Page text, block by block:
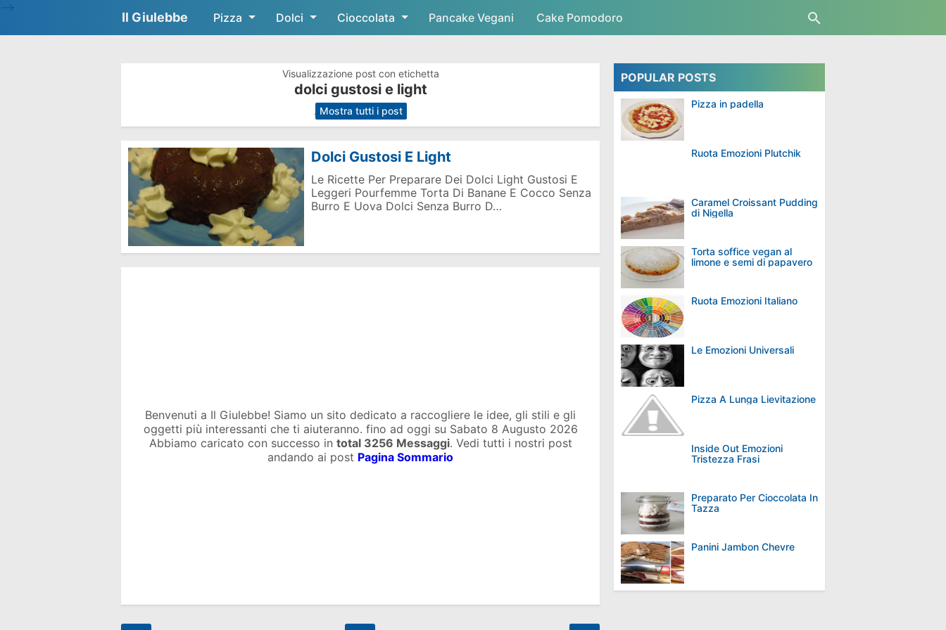
Skip to main content
Il Giulebbe Pizza Dolci Cioccolata Pancake Vegani Cake Pomodoro
Visualizzazione post con etichetta
dolci gustosi e light
. Mostra tutti i post
Dolci Gustosi E Light
Le Ricette Per Preparare Dei Dolci Light Gustosi E
Leggeri Pourfemme Torta Di Banane E Cocco Senza
Burro E Uova Dolci Senza Burro D…
Benvenuti a Il Giulebbe! Siamo un sito dedicato a raccogliere le idee, gli stili e gli
oggetti più interessanti che ti aiuteranno. fino ad oggi su Sabato 8 Augusto 2026
Abbiamo caricato con successo in total 3256 Messaggi. Vedi tutti i nostri post
andando ai post Pagina Sommario
POPULAR POSTS
Pizza in padella
Ruota Emozioni Plutchik
Caramel Croissant Pudding
di Nigella
Torta soffice vegan al
limone e semi di papavero
Ruota Emozioni Italiano
Le Emozioni Universali
Pizza A Lunga Lievitazione
Inside Out Emozioni
Tristezza Frasi
Preparato Per Cioccolata In
Tazza
Panini Jambon Chevre